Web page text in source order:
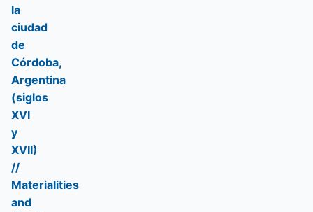
la
ciudad
de
Córdoba,
Argentina
(siglos
XVI
y
XVII)
//
Materialities
and